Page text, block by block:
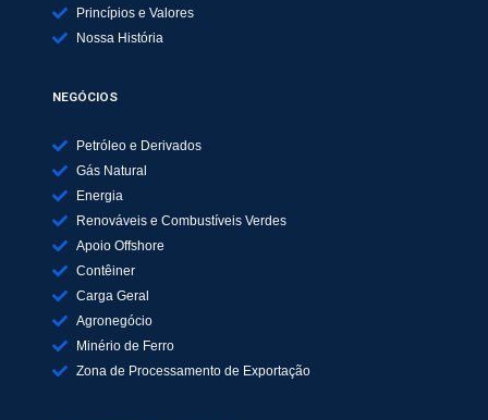
Princípios e Valores
Nossa História
NEGÓCIOS
Petróleo e Derivados
Gás Natural
Energia
Renováveis e Combustíveis Verdes
Apoio Offshore
Contêiner
Carga Geral
Agronegócio
Minério de Ferro
Zona de Processamento de Exportação